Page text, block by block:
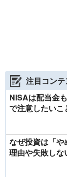
注目コンテ
NISAは配当金
で注意したいこ
なぜ投資は「や
理由や失敗しな